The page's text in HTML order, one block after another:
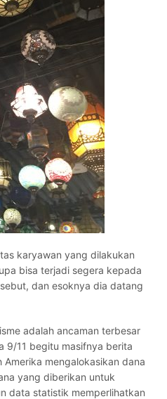
karyawan yang dilakukan
bisa terjadi segera kepada
dan esoknya dia datang
adalah ancaman terbesar
9/11 begitu masifnya berita
mengalokasikan dana
yang diberikan untuk
data statistik memperlihatkan